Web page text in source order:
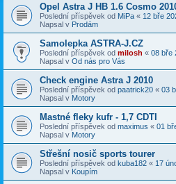
Opel Astra J HB 1.6 Cosmo
Poslední příspěvek od MiPa « 12 bře
Napsal v Prodám
Samolepka ASTRA-J.CZ
Poslední příspěvek od milosh « 08 bře
Napsal v Od nás pro Vás
Check engine Astra J 2010
Poslední příspěvek od paatrick20 « 03
Napsal v Motory
Mastné fleky kufr - 1,7 CDTI
Poslední příspěvek od maximus « 01
Napsal v Motory
Střešní nosič sports tourer
Poslední příspěvek od kuba182 « 17
Napsal v Koupím